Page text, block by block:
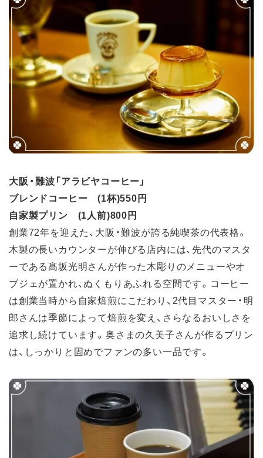
大阪・難波「アラビヤコーヒー」
ブレンドコーヒー (1杯)550円
自家製プリン (1人前)800円
創業72年を迎えた、大阪・難波が誇る純喫茶の代表格。
木製の長いカウンターが伸びる店内には、先代のマスタ
ーである髙坂光明さんが作った木彫りのメニューやオ
ブジェが置かれ、ぬくもりあふれる空間です。コーヒー
は創業当時から自家焙煎にこだわり、2代目マスター・明
郎さんは季節によって焙煎を変え、さらなるおいしさを
追求し続けています。奥さまの久美子さんが作るプリン
は、しっかりと固めでファンの多い一品です。